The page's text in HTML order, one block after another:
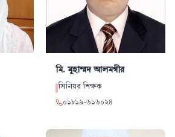
মি. মুহাম্মদআলমগীর
সিনিয়র শিক্ষক
০১৮১৯-৬১৬০২৪